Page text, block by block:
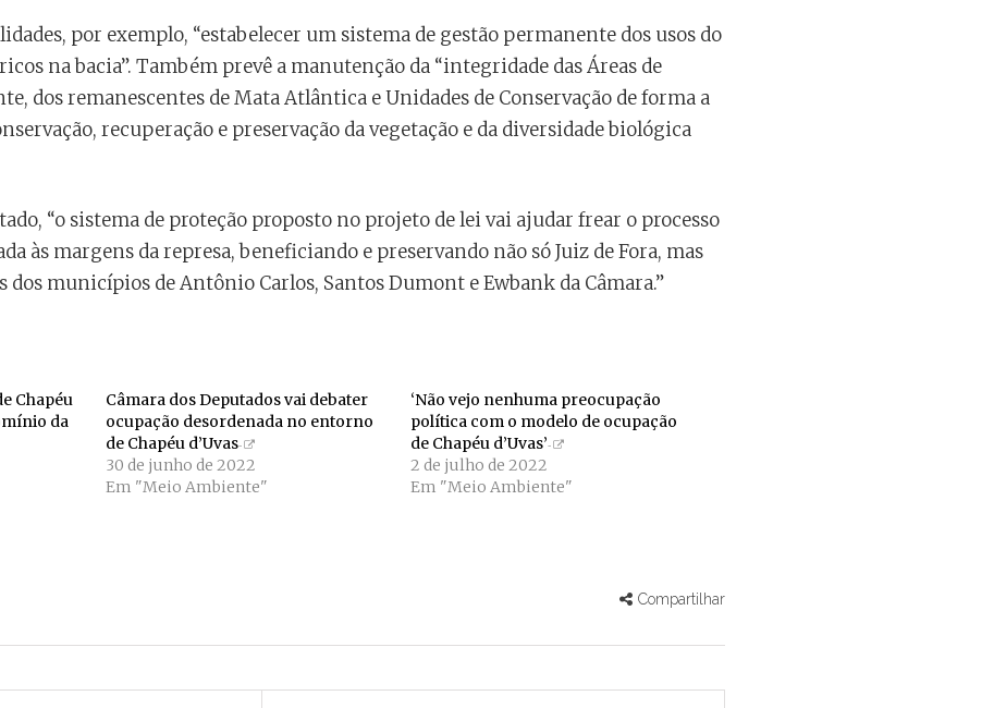
por exemplo, “estabelecer um sistema de gestão permanente dos usos do
na bacia”. Também prevê a manutenção da “integridade das Áreas de
dos remanescentes de Mata Atlântica e Unidades de Conservação de forma a
recuperação e preservação da vegetação e da diversidade biológica
“o sistema de proteção proposto no projeto de lei vai ajudar frear o processo
às margens da represa, beneficiando e preservando não só Juiz de Fora, mas
municípios de Antônio Carlos, Santos Dumont e Ewbank da Câmara.”
Chapéu
da
Câmara dos Deputados vai debater
ocupação desordenada no entorno
de Chapéu d’Uvas
30 de junho de 2022
Em "Meio Ambiente"
‘Não vejo nenhuma preocupação
política com o modelo de ocupação
de Chapéu d’Uvas’
2 de julho de 2022
Em "Meio Ambiente"
Compartilhar